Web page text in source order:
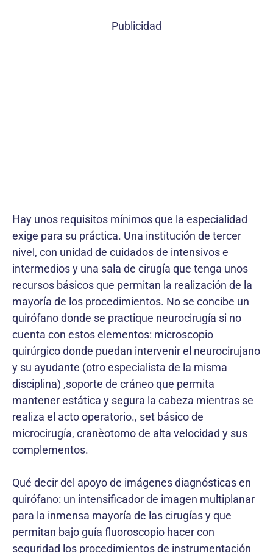
Publicidad
Hay unos requisitos mínimos que la especialidad
exige para su práctica. Una institución de tercer
nivel, con unidad de cuidados de intensivos e
intermedios y una sala de cirugía que tenga unos
recursos básicos que permitan la realización de la
mayoría de los procedimientos. No se concibe un
quirófano donde se practique neurocirugía si no
cuenta con estos elementos: microscopio
quirúrgico donde puedan intervenir el neurocirujano
y su ayudante (otro especialista de la misma
disciplina) ,soporte de cráneo que permita
mantener estática y segura la cabeza mientras se
realiza el acto operatorio., set básico de
microcirugía, cranèotomo de alta velocidad y sus
complementos.
Qué decir del apoyo de imágenes diagnósticas en
quirófano: un intensificador de imagen multiplanar
para la inmensa mayoría de las cirugías y que
permitan bajo guía fluoroscopio hacer con
seguridad los procedimientos de instrumentación